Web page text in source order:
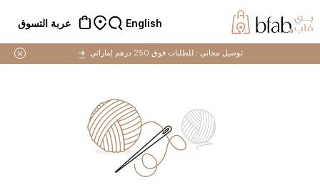
English عربة التسوق
توصيل مجاني : للطلبات فوق 250 درهم إماراتي ➜